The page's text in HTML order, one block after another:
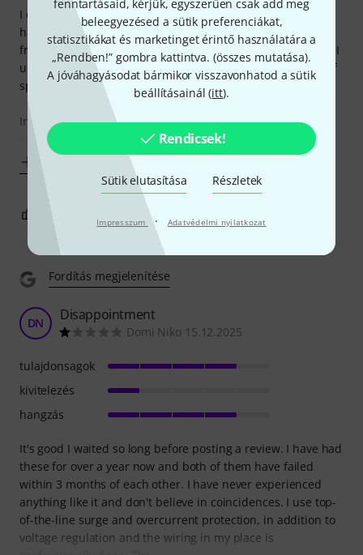
fenntartásaid, kérjük, egyszerűen csak add meg
beleegyezésed a sütik preferenciákat,
statisztikákat és marketinget érintő használatára a
„Rendben!” gombra kattintva. (összes mutatása).
A jóváhagyásodat bármikor visszavonhatod a sütik
beállításainál (itt).
Rendicsek!
Sütik elutasítása Részletek
Impresszum · Adatvédelmi nyilatkozat
I ordered these alongside the Genelec 8030s to compare. I
have a small studio space, about 6x2m2. I sit about 90cm
from the monitors, the studio is professionally treated and I
used SoundID Reference software to calibrate both pairs of
speakers in the space.
Initially, I was drawn to the Genelec's, because everything
sounded so good through them. They have a
JELENTEM!
Fordítás megjelenítése
DN Disappointment
Domi Niko 15.12.2025
It's good I waited so long before posting a review. I have had
these for over a year now and both of them have failed
within 3 months of each other. I have never experienced
anything like it and don't believe in coincidences. I use top-
of-the-line surge and overcurrent protection, in addition to
voltage regulation and the wiring in my place is
tulajdonsagok
kivitelezés
hangzás